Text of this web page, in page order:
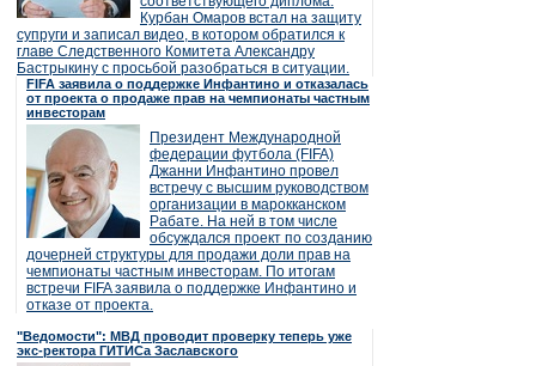
Курбан Омаров встал на защиту
супруги и записал видео, в котором обратился к
главе Следственного Комитета Александру
Бастрыкину с просьбой разобраться в ситуации.
FIFA заявила о поддержке Инфантино и отказалась
от проекта о продаже прав на чемпионаты частным
инвесторам
Президент Международной
федерации футбола (FIFA)
Джанни Инфантино провел
встречу с высшим руководством
организации в марокканском
Рабате. На ней в том числе
обсуждался проект по созданию
дочерней структуры для продажи доли прав на
чемпионаты частным инвесторам. По итогам
встречи FIFA заявила о поддержке Инфантино и
отказе от проекта.
"Ведомости": МВД проводит проверку теперь уже
экс-ректора ГИТИСа Заславского